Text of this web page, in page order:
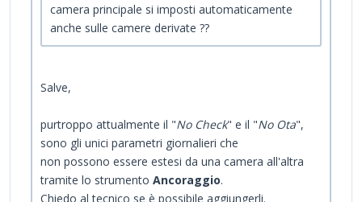
camera principale si imposti automaticamente
anche sulle camere derivate ??
Salve,
purtroppo attualmente il "No Check" e il "No Ota",
sono gli unici parametri giornalieri che
non possono essere estesi da una camera all'altra
tramite lo strumento Ancoraggio.
Chiedo al tecnico se è possibile aggiungerli.